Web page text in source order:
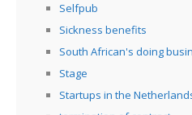
Selfpub
Sickness benefits
South African's doing
Stage
Startups in the